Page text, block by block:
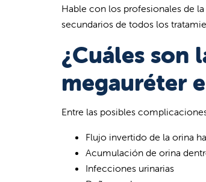
Hable con los profesionales de
secundarios de todos los
¿Cuáles son
megauréter
Entre las posibles
Flujo invertido de la orina
Acumulación de orina
Infecciones urinarias